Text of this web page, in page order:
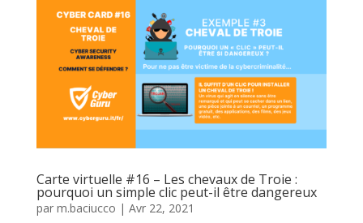
Carte virtuelle #16 – Les chevaux de Troie :
pourquoi un simple clic peut-il être dangereux
par m.baciucco | Avr 22, 2021